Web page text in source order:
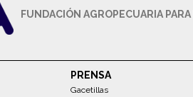
FUNDACIÓN AGROPECUARIA
PRENSA
Gacetillas